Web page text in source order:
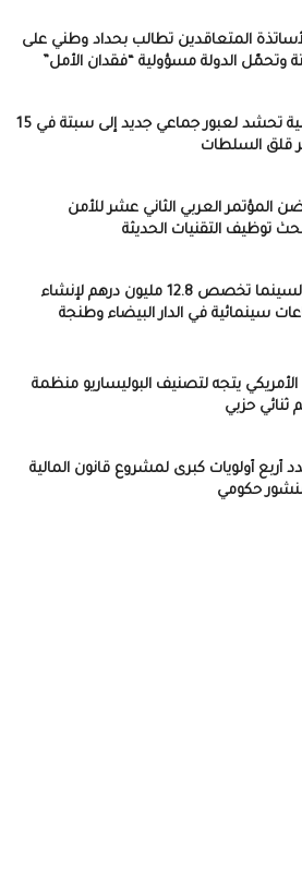
المتعاقدين تطالب بحداد وطني على
وتحمّل الدولة مسؤولية “فقدان الأمل”
دعوات رقمية تحشد لعبور جماعي جديد إلى سبتة في 15
قلق السلطات
المؤتمر العربي الثاني عشر للأمن
توظيف التقنيات الحديثة
لجنة دعم السينما تخصص 12.8 مليون درهم لإنشاء
سينمائية في الدار البيضاء وطنجة
يتجه لتصنيف البوليساريو منظمة
ثنائي حزبي
أربع أولويات كبرى لمشروع قانون المالية